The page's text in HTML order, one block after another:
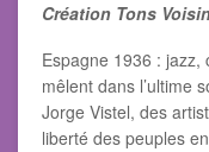
Création Tons
Espagne 1936 : jazz,
mêlent dans l’ultime
Jorge Vistel, des
liberté des peuples